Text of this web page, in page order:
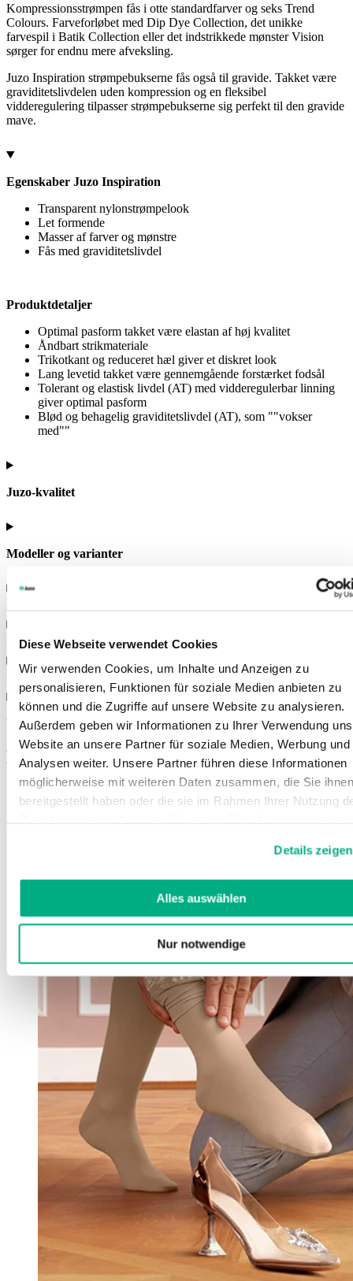
Diese Webseite verwendet Cookies
Wir verwenden Cookies, um Inhalte und Anzeigen zu
personalisieren, Funktionen für soziale Medien anbieten zu
können und die Zugriffe auf unsere Website zu analysieren.
Außerdem geben wir Informationen zu Ihrer Verwendung
Website an unsere Partner für soziale Medien, Werbung und
Analysen weiter. Unsere Partner führen diese Informationen
möglicherweise mit weiteren Daten zusammen, die Sie ihnen
bereitgestellt haben oder die sie im Rahmen Ihrer Nutzung
unsererDatenschutzerklärungundImpressum.
Details zeigen
Alles auswählen
Nur notwendige
Kompressionsstrømpen fås i otte standardfarver og seks Trend
Colours. Farveforløbet med Dip Dye Collection, det unikke
farvespil i Batik Collection eller det indstrikkede mønster Vision
sørger for endnu mere afveksling.
Juzo Inspiration strømpebukserne fås også til gravide. Takket være
graviditetslivdelen uden kompression og en fleksibel
vidderegulering tilpasser strømpebukserne sig perfekt til den gravide
mave.
Egenskaber Juzo Inspiration
Transparent nylonstrømpelook
Let formende
Masser af farver og mønstre
Fås med graviditetslivdel
Produktdetaljer
Optimal pasform takket være elastan af høj kvalitet
Åndbart strikmateriale
Trikotkant og reduceret hæl giver et diskret look
Lang levetid takket være gennemgående forstærket fodsål
Tolerant og elastisk livdel (AT) med vidderegulerbar linning
giver optimal pasform
Blød og behagelig graviditetslivdel (AT), som ""vokser
med""
Juzo-kvalitet
Modeller og varianter
Farver
Størrelser
Brugsanvisning
Yderligere oplysninger
Det kunne også have din interesse